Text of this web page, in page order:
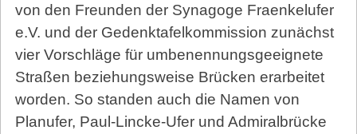
von den Freunden der Synagoge Fraen­kel­ufer
e.V. und der Gedenktafelkommission zunächst
vier Vorschläge für umbenennungsgeeignete
Straßen beziehungsweise Brücken erarbeitet
worden. So standen auch die Namen von
Planufer, Paul-Lincke-Ufer und Admiralbrücke